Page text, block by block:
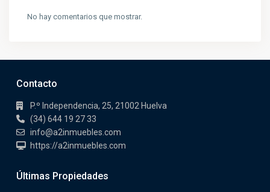
No hay comentarios que mostrar.
Contacto
P.º Independencia, 25, 21002 Huelva
(34) 644 19 27 33
info@a2inmuebles.com
https://a2inmuebles.com
Últimas Propiedades